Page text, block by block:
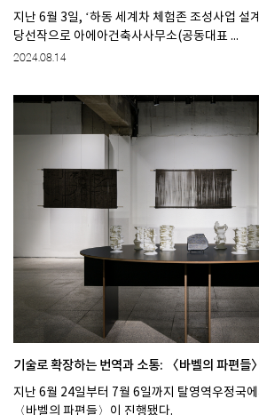
지난 6월 3일, ‘하동 세계차 체험존 조성사업 설
당선작으로 아에아건축사사무소(공동대표 ...
2024.08.14
기술로 확장하는 번역과 소통: 〈바벨의 파편들〉
지난 6월 24일부터 7월 6일까지 탈영역우정국
〈바벨의 파편들〉이 진행됐다.